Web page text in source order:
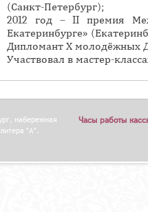
О
И
Н
а
д
к
а
)
(Санкт-Петербург);
2012 год – II премия
Екатеринбурге»
Дипломант Х молодёжных
Участвовал в мастер-
набережная
"А".
Часы работы